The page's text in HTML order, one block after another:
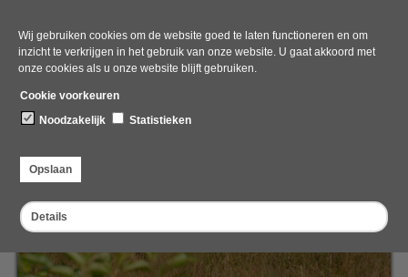
Wij gebruiken cookies om de website goed te laten functioneren en om
inzicht te verkrijgen in het gebruik van onze website. U gaat akkoord met
onze cookies als u onze website blijft gebruiken.
Cookie voorkeuren
Noodzakelijk
Statistieken
Opslaan
Details